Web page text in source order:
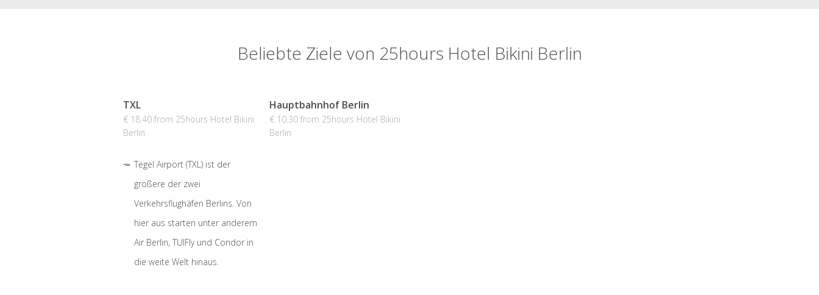
Beliebte Ziele von 25hours Hotel Bikini Berlin
TXL
€ 18.40 from 25hours Hotel Bikini
Berlin
Tegel Airport (TXL) ist der
größere der zwei
Verkehrsflughäfen Berlins. Von
hier aus starten unter anderem
Air Berlin, TUIFly und Condor in
die weite Welt hinaus.
Hauptbahnhof Berlin
€ 10.30 from 25hours Hotel Bikini
Berlin